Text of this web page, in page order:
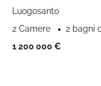
Luogosanto
2 Camere
2 bagni
1 200 000 €